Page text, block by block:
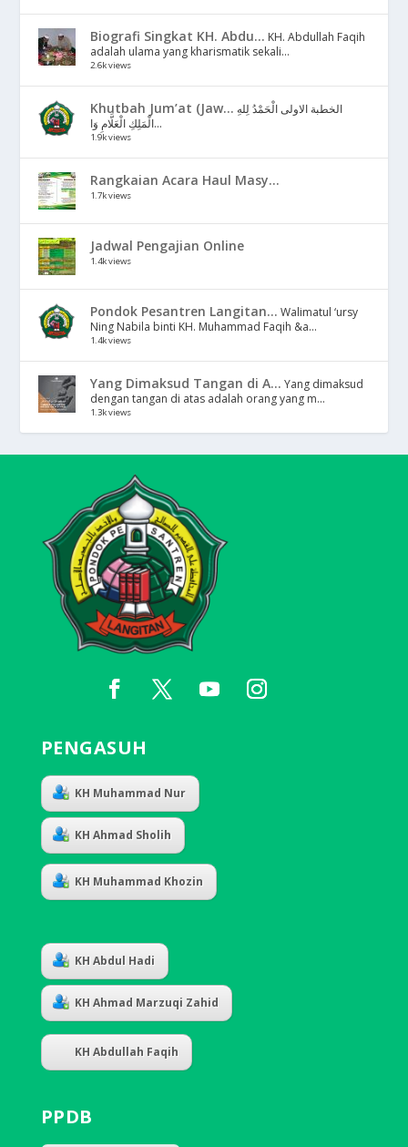
Biografi Singkat KH. Abdu... KH. Abdullah Faqih
adalah ulama yang kharismatik sekali...
2.6k views
Khutbah Jum’at (Jaw... الخطبة الاولى الْحَمْدُ لِلهِ
الْمَلِكِ الْعَلَّامِ وَا...
1.9k views
Rangkaian Acara Haul Masy...
1.7k views
Jadwal Pengajian Online
1.4k views
Pondok Pesantren Langitan... Walimatul ‘ursy
Ning Nabila binti KH. Muhammad Faqih &a...
1.4k views
Yang Dimaksud Tangan di A... Yang dimaksud
dengan tangan di atas adalah orang yang m...
1.3k views
PENGASUH
KH Muhammad Nur
KH Ahmad Sholih
KH Muhammad Khozin
KH Abdul Hadi
KH Ahmad Marzuqi Zahid
KH Abdullah Faqih
PPDB